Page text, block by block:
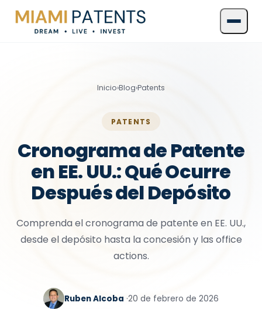
Inicio›Blog›Patents
PATENTS
Cronograma de Patente
en EE. UU.: Qué Ocurre
Después del Depósito
Comprenda el cronograma de patente en EE. UU.,
desde el depósito hasta la concesión y las office
actions.
Ruben Alcoba ·20 de febrero de 2026